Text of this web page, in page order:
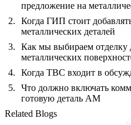
предложение на
Когда ГИП стоит
металлических деталей
Как мы выбираем отделку
металлических
Когда TBC входит в
Что должно включать
готовую деталь AM
Related Blogs